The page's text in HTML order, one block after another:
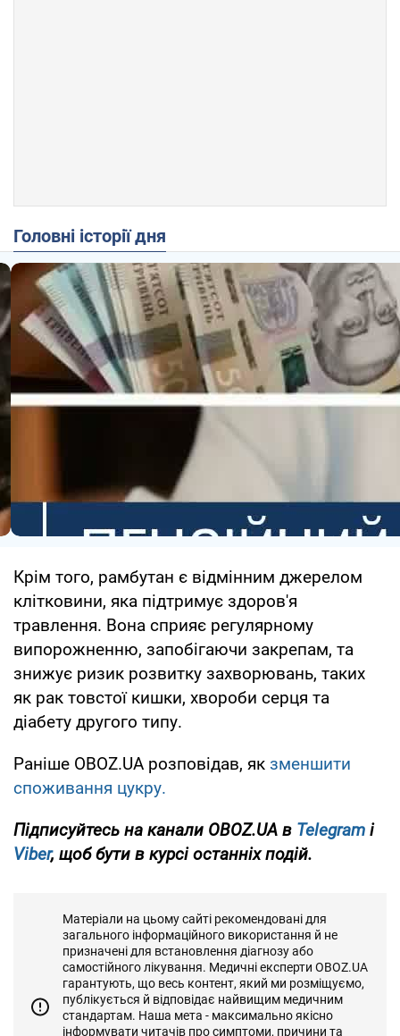
Головні історії дня
Крім того, рамбутан є відмінним джерелом
клітковини, яка підтримує здоров'я
травлення. Вона сприяє регулярному
випорожненню, запобігаючи закрепам, та
знижує ризик розвитку захворювань, таких
як рак товстої кишки, хвороби серця та
діабету другого типу.
Раніше OBOZ.UA розповідав, як зменшити
споживання цукру.
Підписуйтесь на канали OBOZ.UA в Telegram і
Viber, щоб бути в курсі останніх подій.
Матеріали на цьому сайті рекомендовані для
загального інформаційного використання й не
призначені для встановлення діагнозу або
самостійного лікування. Медичні експерти OBOZ.UA
гарантують, що весь контент, який ми розміщуємо,
публікується й відповідає найвищим медичним
стандартам. Наша мета - максимально якісно
інформувати читачів про симптоми, причини та